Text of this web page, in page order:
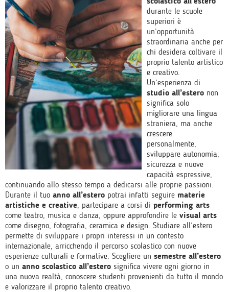
durante le scuole
superiori è
un’opportunità
straordinaria anche per
chi desidera coltivare il
proprio talento artistico
e creativo.
Un’esperienza di
studio all’estero non
significa solo
migliorare una lingua
straniera, ma anche
crescere
personalmente,
sviluppare autonomia,
sicurezza e nuove
capacità espressive,
continuando allo stesso tempo a dedicarsi alle proprie passioni.
Durante il tuo anno all’estero potrai infatti seguire materie
artistiche e creative, partecipare a corsi di performing arts
come teatro, musica e danza, oppure approfondire le visual arts
come disegno, fotografia, ceramica e design. Studiare all’estero
permette di sviluppare i propri interessi in un contesto
internazionale, arricchendo il percorso scolastico con nuove
esperienze culturali e formative. Scegliere un semestre all’estero
o un anno scolastico all’estero significa vivere ogni giorno in
una nuova realtà, conoscere studenti provenienti da tutto il mondo
e valorizzare il proprio talento creativo.